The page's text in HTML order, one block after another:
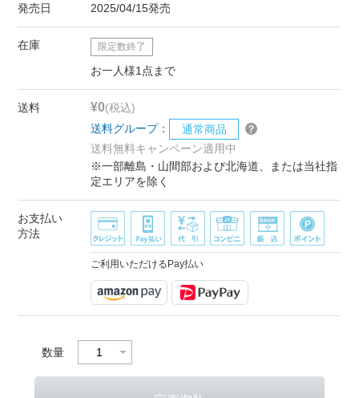
発売日 2025/04/15発売
在庫 限定数終了
お一人様1点まで
送料 ¥0(税込)
送料グループ：
通常商品
送料無料キャンペーン適用中
※一部離島・山間部および北海道、または当社指
定エリアを除く
お支払い
方法
ご利用いただけるPay払い
数量